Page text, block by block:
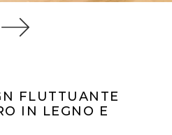
FLUTTUANTE
IN LEGNO E